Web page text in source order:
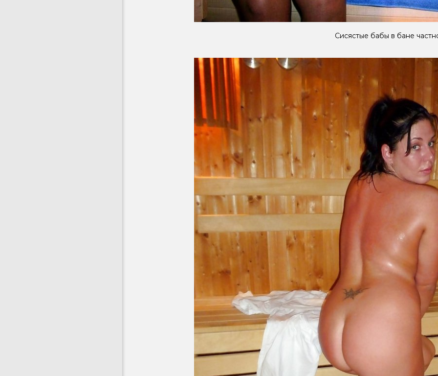
Сисястые бабы в бане